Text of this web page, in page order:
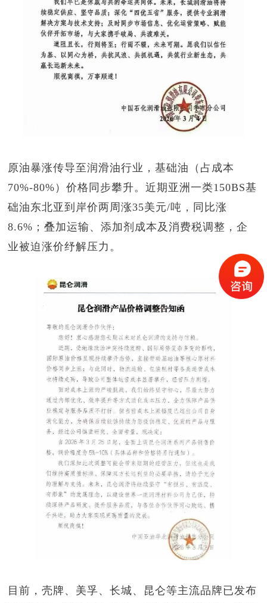
原油暴涨传导至润滑油行业，基础油（占成本
70%-80% ）价格同步攀升。近期亚洲一类150BS基
础油东北亚到岸价两周涨35美元/吨，同比涨
8.6% ；叠加运输、添加剂成本及消费税调整，企
业被迫涨价纾解压力。
目前，壳牌、美孚、长城、昆仑等主流品牌已发布